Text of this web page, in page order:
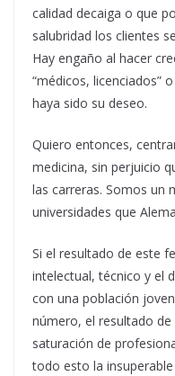
calidad decaiga o que
salubridad los clientes
Hay engaño al hacer
“médicos, licenciados”
haya sido su deseo.
Quiero entonces,
medicina, sin perjuicio
las carreras. Somos un
universidades que
Si el resultado de este
intelectual, técnico y el
con una población
número, el resultado
saturación de
todo esto la